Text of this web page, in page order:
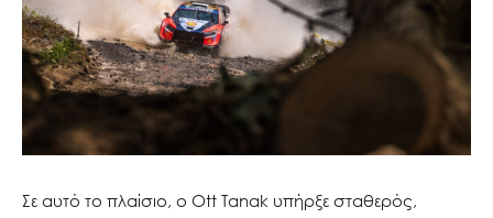
Σε αυτό το πλαίσιο, ο Ott Tanak υπήρξε σταθερός,